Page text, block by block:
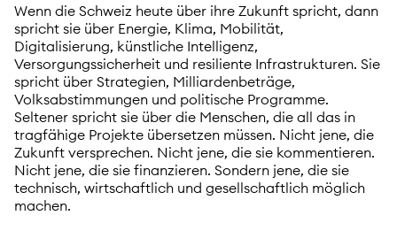
Wenn die Schweiz heute über ihre Zukunft spricht, dann
spricht sie über Energie, Klima, Mobilität,
Digitalisierung, künstliche Intelligenz,
Versorgungssicherheit und resiliente Infrastrukturen. Sie
spricht über Strategien, Milliardenbeträge,
Volksabstimmungen und politische Programme.
Seltener spricht sie über die Menschen, die all das in
tragfähige Projekte übersetzen müssen. Nicht jene, die
Zukunft versprechen. Nicht jene, die sie kommentieren.
Nicht jene, die sie finanzieren. Sondern jene, die sie
technisch, wirtschaftlich und gesellschaftlich möglich
machen.